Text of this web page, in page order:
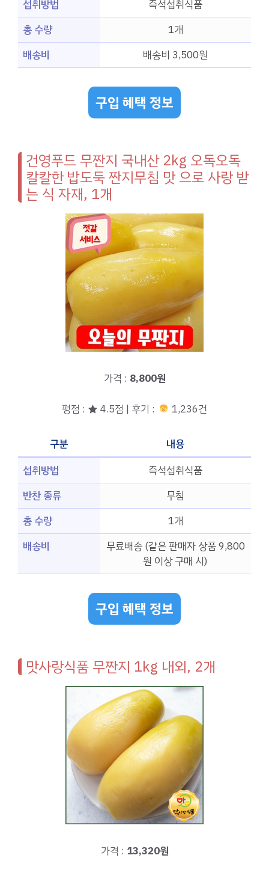
섭취방법
즉석섭취식품
총 수량
1개
배송비
배송비 3,500원
구입 혜택 정보
건영푸드 무짠지 국내산 2kg 오독오독
칼칼한 밥도둑 짠지무침 맛 으로 사랑 받
는 식 자재, 1개
가격 : 8,800원
평점 : ★ 4.5점 | 후기 : 1,236건
구분
내용
섭취방법
즉석섭취식품
반찬 종류
무침
총 수량
1개
배송비
무료배송 (같은 판매자 상품 9,800
원 이상 구매 시)
구입 혜택 정보
맛사랑식품 무짠지 1kg 내외, 2개
가격 : 13,320원